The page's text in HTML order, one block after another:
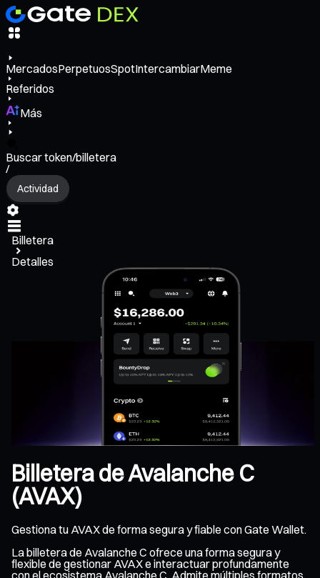
MercadosPerpetuosSpotIntercambiarMeme
Referidos
Más
Buscar token/billetera
/
Actividad
Billetera
Detalles
Billetera de Avalanche C
(AVAX)
Gestiona tu AVAX de forma segura y fiable con Gate Wallet.
La billetera de Avalanche C ofrece una forma segura y
flexible de gestionar AVAX e interactuar profundamente
con el ecosistema Avalanche C. Admite múltiples formatos